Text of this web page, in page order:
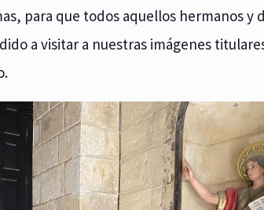
para que todos aquellos hermanos y
a visitar a nuestras imágenes